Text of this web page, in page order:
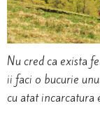
Nu cred ca exista
ii faci o bucurie
cu atat incarcatura